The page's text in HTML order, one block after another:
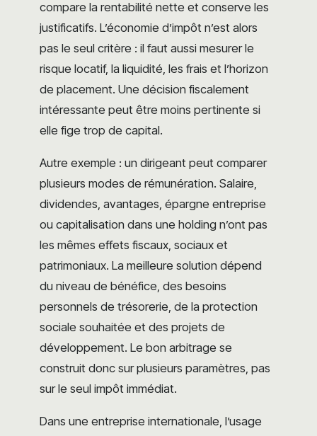
compare la rentabilité nette et conserve les
justificatifs. L’économie d’impôt n’est alors
pas le seul critère : il faut aussi mesurer le
risque locatif, la liquidité, les frais et l’horizon
de placement. Une décision fiscalement
intéressante peut être moins pertinente si
elle fige trop de capital.
Autre exemple : un dirigeant peut comparer
plusieurs modes de rémunération. Salaire,
dividendes, avantages, épargne entreprise
ou capitalisation dans une holding n’ont pas
les mêmes effets fiscaux, sociaux et
patrimoniaux. La meilleure solution dépend
du niveau de bénéfice, des besoins
personnels de trésorerie, de la protection
sociale souhaitée et des projets de
développement. Le bon arbitrage se
construit donc sur plusieurs paramètres, pas
sur le seul impôt immédiat.
Dans une entreprise internationale, l’usage